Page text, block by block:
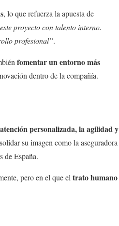
, lo que refuerza la apuesta de
proyecto con talento interno.
profesional”.
fomentar un entorno más
dentro de la compañía.
atención personalizada, la agilidad y
su imagen como la aseguradora
de España.
pero en el que el trato humano